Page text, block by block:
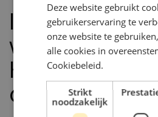
In de pers:
HomeQue in
Deze website gebruikt
gebruikerservaring te
onze website te
alle cookies in
Cookiebeleid.
Strikt
noodzakelijk